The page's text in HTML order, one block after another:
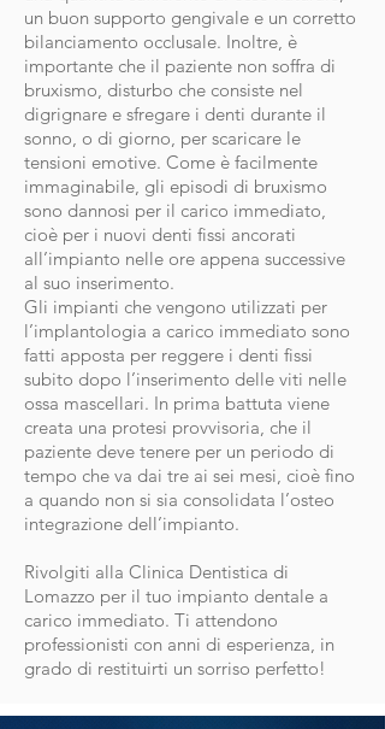
un buon supporto gengivale e un corretto
bilanciamento occlusale. Inoltre, è
importante che il paziente non soffra di
bruxismo, disturbo che consiste nel
digrignare e sfregare i denti durante il
sonno, o di giorno, per scaricare le
tensioni emotive. Come è facilmente
immaginabile, gli episodi di bruxismo
sono dannosi per il carico immediato,
cioè per i nuovi denti fissi ancorati
all’impianto nelle ore appena successive
al suo inserimento.
Gli impianti che vengono utilizzati per
l’implantologia a carico immediato sono
fatti apposta per reggere i denti fissi
subito dopo l’inserimento delle viti nelle
ossa mascellari. In prima battuta viene
creata una protesi provvisoria, che il
paziente deve tenere per un periodo di
tempo che va dai tre ai sei mesi, cioè fino
a quando non si sia consolidata l’osteo
integrazione dell’impianto.
Rivolgiti alla Clinica Dentistica di
Lomazzo per il tuo impianto dentale a
carico immediato. Ti attendono
professionisti con anni di esperienza, in
grado di restituirti un sorriso perfetto!